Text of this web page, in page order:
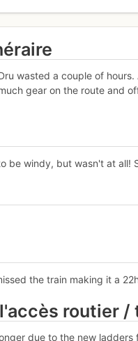
wasted a couple of
gear on the route and
be windy, but wasn't at all!
the train making it a
routier
due to the new